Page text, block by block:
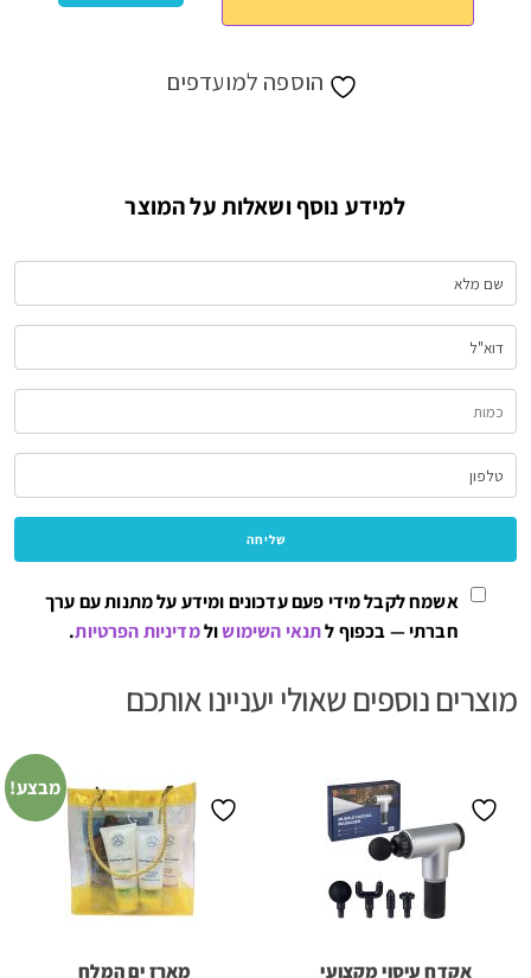
הוספה למועדפים
למידע נוסף ושאלות על המוצר
אשמח לקבל מידי פעם עדכונים ומידע על מתנות עם ערך
חברתי — בכפוף לתנאי השימושולמדיניות הפרטיות.
מוצרים נוספים שאולי יעניינו אותכם
אקדח עיסוי מקצועי
מבצע!
מארז ים המלח